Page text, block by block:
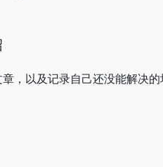
，以及记录自己还没能解决的